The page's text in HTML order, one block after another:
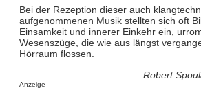
Bei der Rezeption dieser auch
aufgenommenen Musik stellten sich oft
Einsamkeit und innerer Einkehr ein,
Wesenszüge, die wie aus längst
Hörraum flossen.
Robert
Anzeige